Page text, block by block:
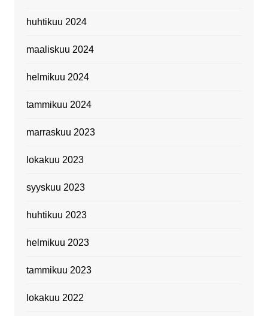
huhtikuu 2024
maaliskuu 2024
helmikuu 2024
tammikuu 2024
marraskuu 2023
lokakuu 2023
syyskuu 2023
huhtikuu 2023
helmikuu 2023
tammikuu 2023
lokakuu 2022